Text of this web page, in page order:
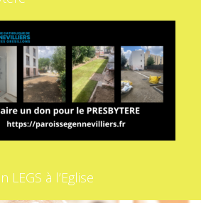
LEGS à l’Eglise